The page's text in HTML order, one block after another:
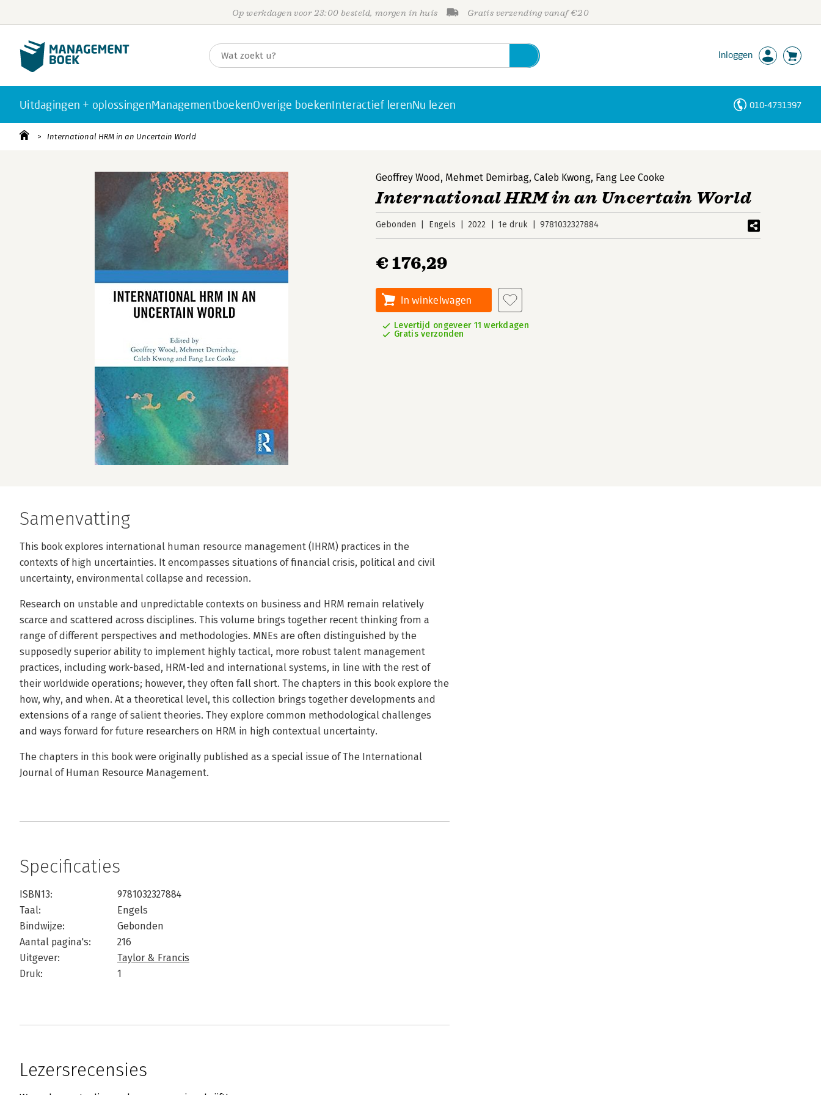
Op werkdagen voor 23:00 besteld, morgen in huis Gratis verzending vanaf €20
Inloggen
Uitdagingen + oplossingenManagementboekenOverige boekenInteractief lerenNu lezen 010-4731397
International HRM in an Uncertain World
Geoffrey Wood, Mehmet Demirbag,Caleb Kwong, Fang Lee Cooke
International HRM in an Uncertain World
Gebonden Engels 2022 1e druk 9781032327884
€ 176,29
In winkelwagen
Levertijd ongeveer 11 werkdagen
Gratis verzonden
Samenvatting
This book explores international human resource management (IHRM) practices in the
contexts of high uncertainties. It encompasses situations of financial crisis, political and civil
uncertainty, environmental collapse and recession.
Research on unstable and unpredictable contexts on business and HRM remain relatively
scarce and scattered across disciplines. This volume brings together recent thinking from a
range of different perspectives and methodologies. MNEs are often distinguished by the
supposedly superior ability to implement highly tactical, more robust talent management
practices, including work-based, HRM-led and international systems, in line with the rest of
their worldwide operations; however, they often fall short. The chapters in this book explore the
how, why, and when. At a theoretical level, this collection brings together developments and
extensions of a range of salient theories. They explore common methodological challenges
and ways forward for future researchers on HRM in high contextual uncertainty.
The chapters in this book were originally published as a special issue of The International
Journal of Human Resource Management.
Specificaties
ISBN13:
9781032327884
Taal:
Engels
Bindwijze:
Gebonden
Aantal pagina's:
216
Uitgever:
Taylor & Francis
Druk:
1
Lezersrecensies
Personen